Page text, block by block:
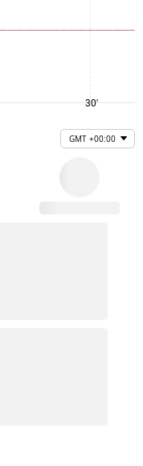
30'
GMT +00:00